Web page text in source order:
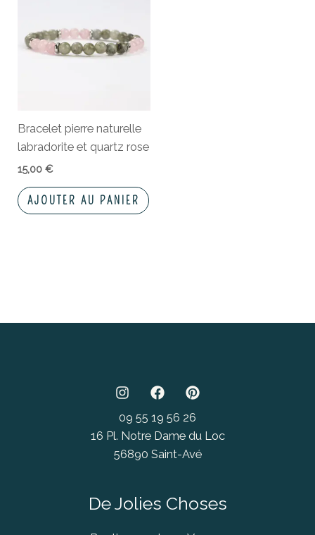
Bracelet pierre naturelle
labradorite et quartz rose
15,00€
AJOUTER AU PANIER
09 55 19 56 26
16 Pl. Notre Dame du Loc
56890 Saint-Avé
De Jolies Choses